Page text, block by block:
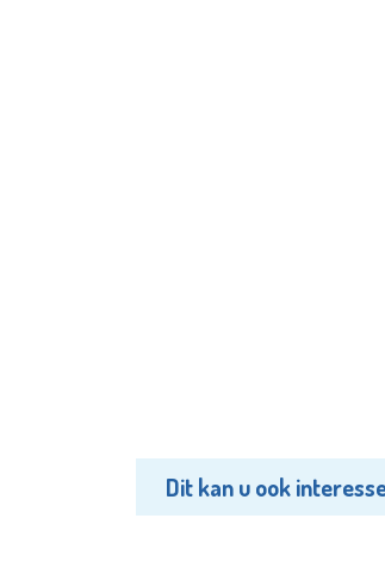
Dit kan u ook